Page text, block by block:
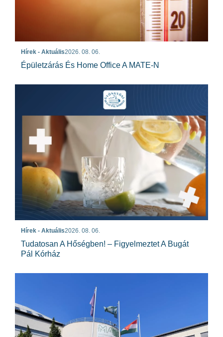
Hírek - Aktuális2026. 08. 06.
Épületzárás És Home Office A MATE-N
Hírek - Aktuális2026. 08. 06.
Tudatosan A Hőségben! – Figyelmeztet A Bugát
Pál Kórház